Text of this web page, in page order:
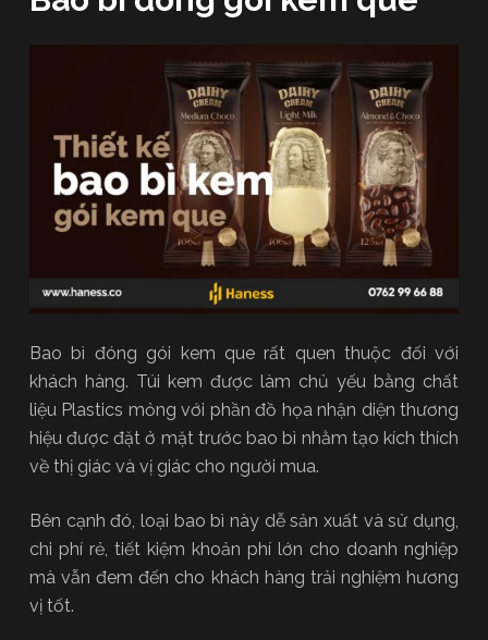
Bao bì đóng gói kem que rất quen thuộc đối với
khách hàng. Túi kem được làm chủ yếu bằng chất
liệu Plastics mỏng với phần đồ họa nhận diện thương
hiệu được đặt ở mặt trước bao bì nhằm tạo kích thích
về thị giác và vị giác cho người mua.
Bên cạnh đó, loại bao bì này dễ sản xuất và sử dụng,
chi phí rẻ, tiết kiệm khoản phí lớn cho doanh nghiệp
mà vẫn đem đến cho khách hàng trải nghiệm hương
vị tốt.